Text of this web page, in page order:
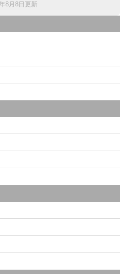
8月8日更新